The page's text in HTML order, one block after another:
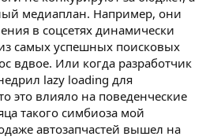
медиаплан. Например, они
в соцсетях динамически
самых успешных поисковых
вдвое. Или когда разработчик
lazy loading для
это влияло на поведенческие
такого симбиоза мой
автозапчастей вышел на